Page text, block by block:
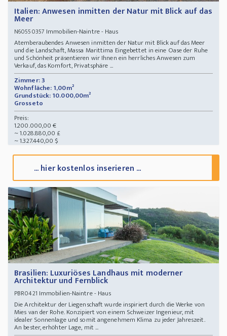
Italien: Anwesen inmitten der Natur mit Blick auf das
Meer
N60550357 Immobilien-Naintre - Haus
Atemberaubendes Anwesen inmitten der Natur mit Blick auf das Meer
und die Landschaft, Massa Marittima Eingebettet in eine Oase der Ruhe
und Schönheit präsentieren wir Ihnen ein herrliches Anwesen zum
Verkauf, das Komfort, Privatsphäre ...
Zimmer: 3
Wohnfläche: 1,00m²
Grundstück: 10.000,00m²
Grosseto
Preis:
1.200.000,00 €
~ 1.028.880,00 £
~ 1.327.440,00 $
... hier kostenlos inserieren ...
Brasilien: Luxuriöses Landhaus mit moderner
Architektur und Fernblick
PBR0421 Immobilien-Naintre - Haus
Die Architektur der Liegenschaft wurde inspiriert durch die Werke von
Mies van der Rohe. Konzipiert von einem Schweizer Ingenieur, mit
idealer Sonnenlage und somit angenehmem Klima zu jeder Jahreszeit.
An bester, erhöhter Lage, mit ...